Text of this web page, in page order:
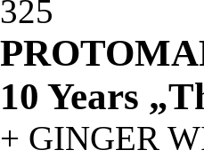
10 Years
+ GINGER